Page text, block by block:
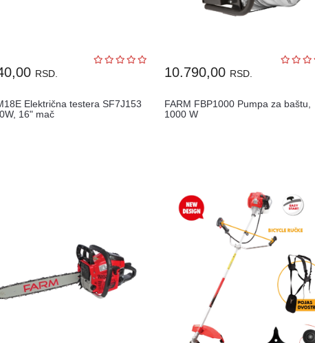
RSD.
Električna testera SF7J153
16" mač
10.790,00 RSD.
FARM FBP1000 Pumpa za baštu,
1000 W